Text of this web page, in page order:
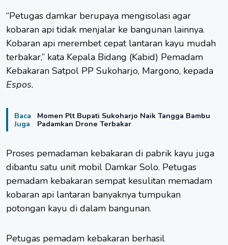
“Petugas damkar berupaya mengisolasi agar
kobaran api tidak menjalar ke bangunan lainnya.
Kobaran api merembet cepat lantaran kayu mudah
terbakar,” kata Kepala Bidang (Kabid) Pemadam
Kebakaran Satpol PP Sukoharjo, Margono, kepada
Espos.
Baca
Juga
Momen Plt Bupati Sukoharjo Naik Tangga Bambu
Padamkan Drone Terbakar
Proses pemadaman kebakaran di pabrik kayu juga
dibantu satu unit mobil Damkar Solo. Petugas
pemadam kebakaran sempat kesulitan memadam
kobaran api lantaran banyaknya tumpukan
potongan kayu di dalam bangunan.
Petugas pemadam kebakaran berhasil